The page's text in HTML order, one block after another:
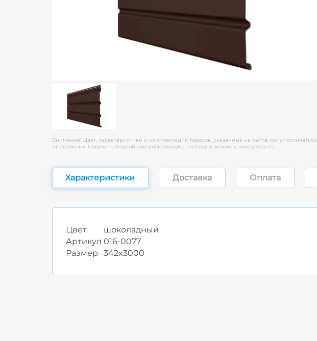
Внимание! Цвет, характеристики и комплектация товаров, указанные на сайте, могут отличаться
от реальных. Получить подробную информацию по товару можно у консультанта.
Характеристики Доставка Оплата
Цвет
шоколадный
Артикул 016-0077
Размер
342x3000